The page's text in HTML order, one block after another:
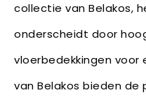
collectie van Belakos,
onderscheidt door
vloerbedekkingen voor
van Belakos bieden